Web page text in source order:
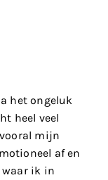
het ongeluk
heel veel
mijn
af en
waar ik in